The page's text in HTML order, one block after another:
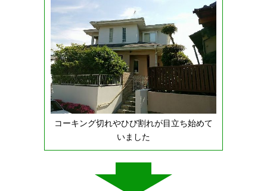
コーキング切れやひび割れが目立ち始めて
いました